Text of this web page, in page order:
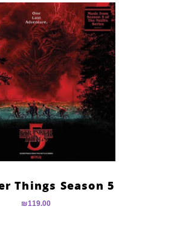
Things Season 5
₪119.00